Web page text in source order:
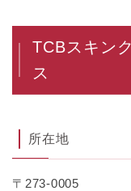
TCBスキン
ス
所在地
〒273-0005